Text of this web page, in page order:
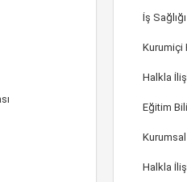
İş
Kurumiçi
Halkla
Eğitim
Halkla